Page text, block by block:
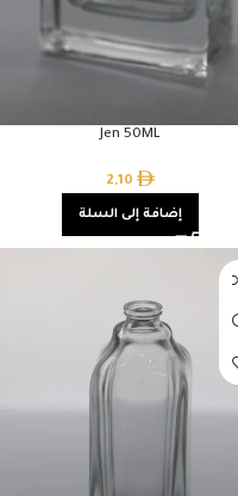
Jen 50ML
2,10
إضافة إلى السلة